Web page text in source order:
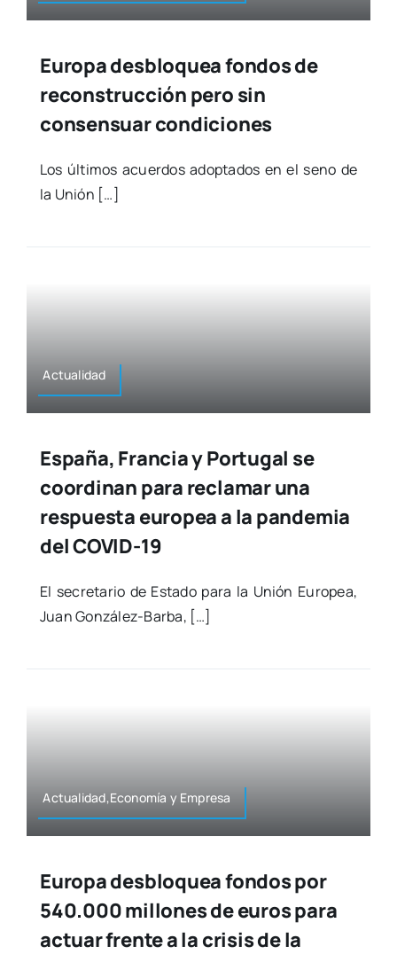
Europa desbloquea fondos de
reconstrucción pero sin
consensuar condiciones
Los últi­mos acuer­dos adop­ta­dos en el seno de
la Unión […]
Actua­li­dad
España, Francia y Portugal se
coordinan para reclamar una
respuesta europea a la pandemia
del COVID-19
El secre­ta­rio de Esta­do para la Unión Euro­pea,
Juan Gon­­­zá­­­lez-Bar­­­ba, […]
Actualidad,Economía y Empre­sa
Europa desbloquea fondos por
540.000 millones de euros para
actuar frente a la crisis de la